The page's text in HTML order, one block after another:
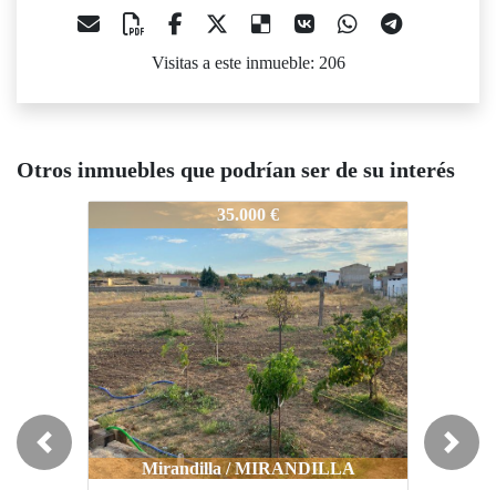
Visitas a este inmueble: 206
Otros inmuebles que podrían ser de su interés
1251-Estupendo_terreno
35.000 €
Mirandilla / MIRANDILLA
1251-Estupendo_terreno
24.000 €
Mérida / Esparragalejo
Previous Next